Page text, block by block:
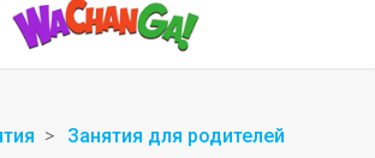
Занятия для родителей